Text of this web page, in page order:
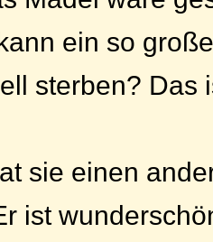
ein so
sterben? Das
sie einen
ist